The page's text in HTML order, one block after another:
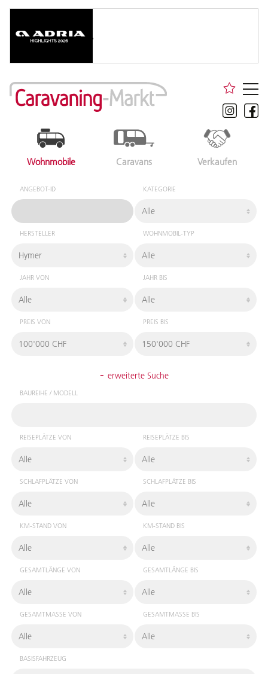
Wohnmobile Caravans Verkaufen
ANGEBOT-ID KATEGORIE
HERSTELLER WOHNMOBIL-TYP
JAHR VON JAHR BIS
PREIS VON PREIS BIS
- erweiterte Suche
BAUREIHE / MODELL
REISEPLÄTZE VON REISEPLÄTZE BIS
SCHLAFPLÄTZE VON SCHLAFPLÄTZE BIS
KM-STAND VON KM-STAND BIS
GESAMTLÄNGE VON GESAMTLÄNGE BIS
GESAMTMASSE VON GESAMTMASSE BIS
BASISFAHRZEUG